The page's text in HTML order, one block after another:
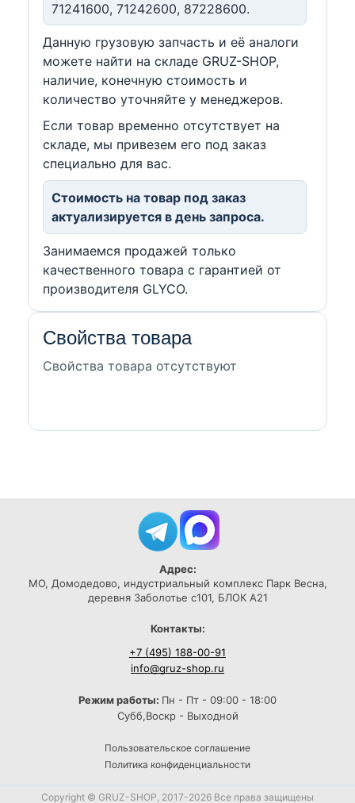
71241600, 71242600, 87228600.
Данную грузовую запчасть и её аналоги
можете найти на складе GRUZ-SHOP,
наличие, конечную стоимость и
количество уточняйте у менеджеров.
Если товар временно отсутствует на
складе, мы привезем его под заказ
специально для вас.
Стоимость на товар под заказ
актуализируется в день запроса.
Занимаемся продажей только
качественного товара с гарантией от
производителя GLYCO.
Свойства товара
Свойства товара отсутствуют
Адрес:
МО, Домодедово, индустриальный комплекс Парк Весна,
деревня Заболотье с101, БЛОК А21
Контакты:
+7 (495) 188-00-91
info@gruz-shop.ru
Режим работы: Пн - Пт - 09:00 - 18:00
Субб,Воскр - Выходной
Пользовательское соглашение
Политика конфиденциальности
Copyright © GRUZ-SHOP, 2017-2026 Все права защищены